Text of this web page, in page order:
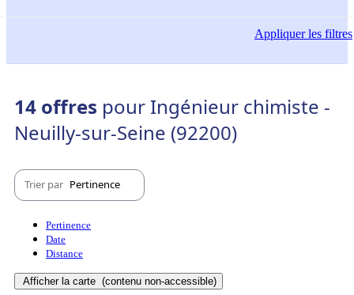
Appliquerles filtres
14 offres pour Ingénieur chimiste -
Neuilly-sur-Seine (92200)
Trier par Pertinence
Pertinence
Date
Distance
Afficher la carte (contenu non-accessible)